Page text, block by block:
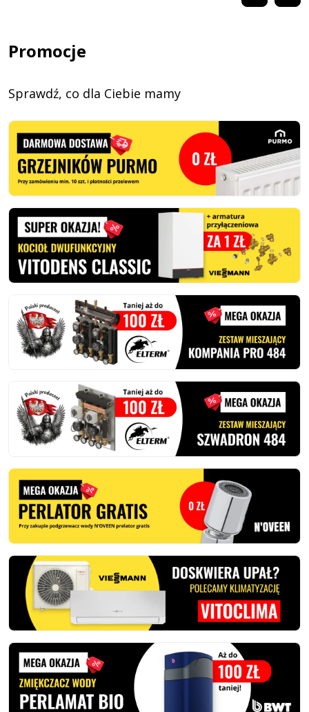
Promocje
Sprawdź, co dla Ciebie mamy